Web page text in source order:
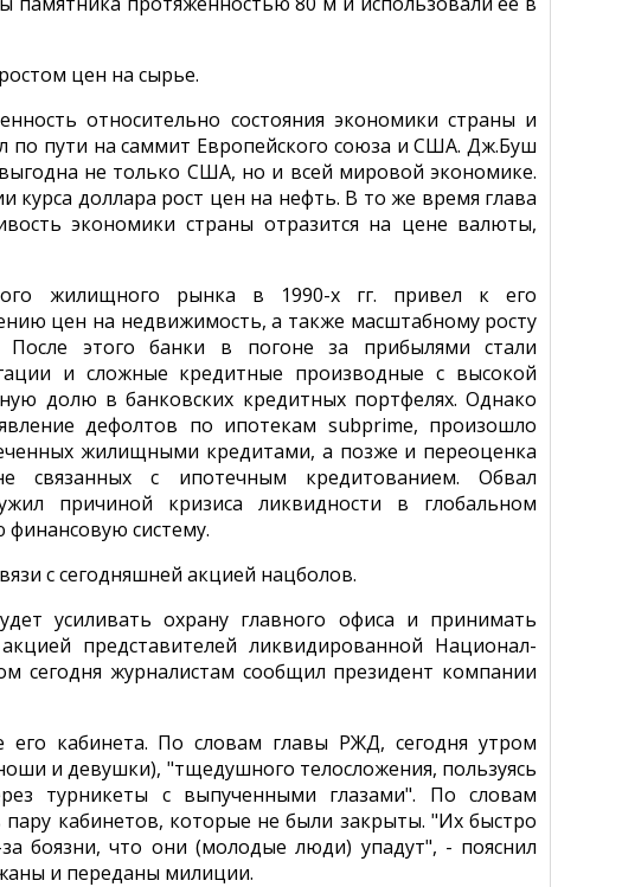
цен на сырье.
относительно состояния экономики страны и
по пути на саммит Европейского союза и США. Дж.Буш
не только США, но и всей мировой экономике.
курса доллара рост цен на нефть. В то же время глава
экономики страны отразится на цене валюты,
жилищного рынка в 1990-х гг. привел к его
цен на недвижимость, а также масштабному росту
После этого банки в погоне за прибылями стали
и сложные кредитные производные с высокой
долю в банковских кредитных портфелях. Однако
дефолтов по ипотекам subprime, произошло
жилищными кредитами, а позже и переоценка
связанных с ипотечным кредитованием. Обвал
причиной кризиса ликвидности в глобальном
систему.
с сегодняшней акцией нацболов.
усиливать охрану главного офиса и принимать
представителей ликвидированной Национал-
сегодня журналистам сообщил президент компании
кабинета. По словам главы РЖД, сегодня утром
и девушки), "тщедушного телосложения, пользуясь
турникеты с выпученными глазами". По словам
кабинетов, которые не были закрыты. "Их быстро
боязни, что они (молодые люди) упадут", - пояснил
и переданы милиции.